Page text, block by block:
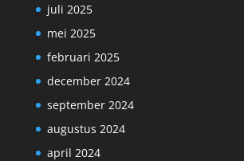
juli 2025
mei 2025
februari 2025
december 2024
september 2024
augustus 2024
april 2024